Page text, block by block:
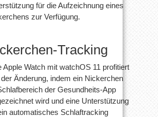
für die Aufzeichnung eines
zur Verfügung.
Tracking
Apple Watch mit watchOS 11 profitiert
Änderung, indem ein Nickerchen
der Gesundheits-App
wird und eine Unterstützung
automatisches Schlaftracking